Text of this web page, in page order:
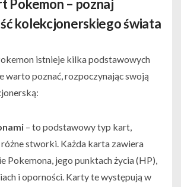
Pokemon – poznaj
kolekcjonerskiego świata
istnieje kilka podstawowych
poznać, rozpoczynając swoją
– to podstawowy typ kart,
stworki. Każda karta zawiera
Pokemona, jego punktach życia (HP),
i oporności. Karty te występują w